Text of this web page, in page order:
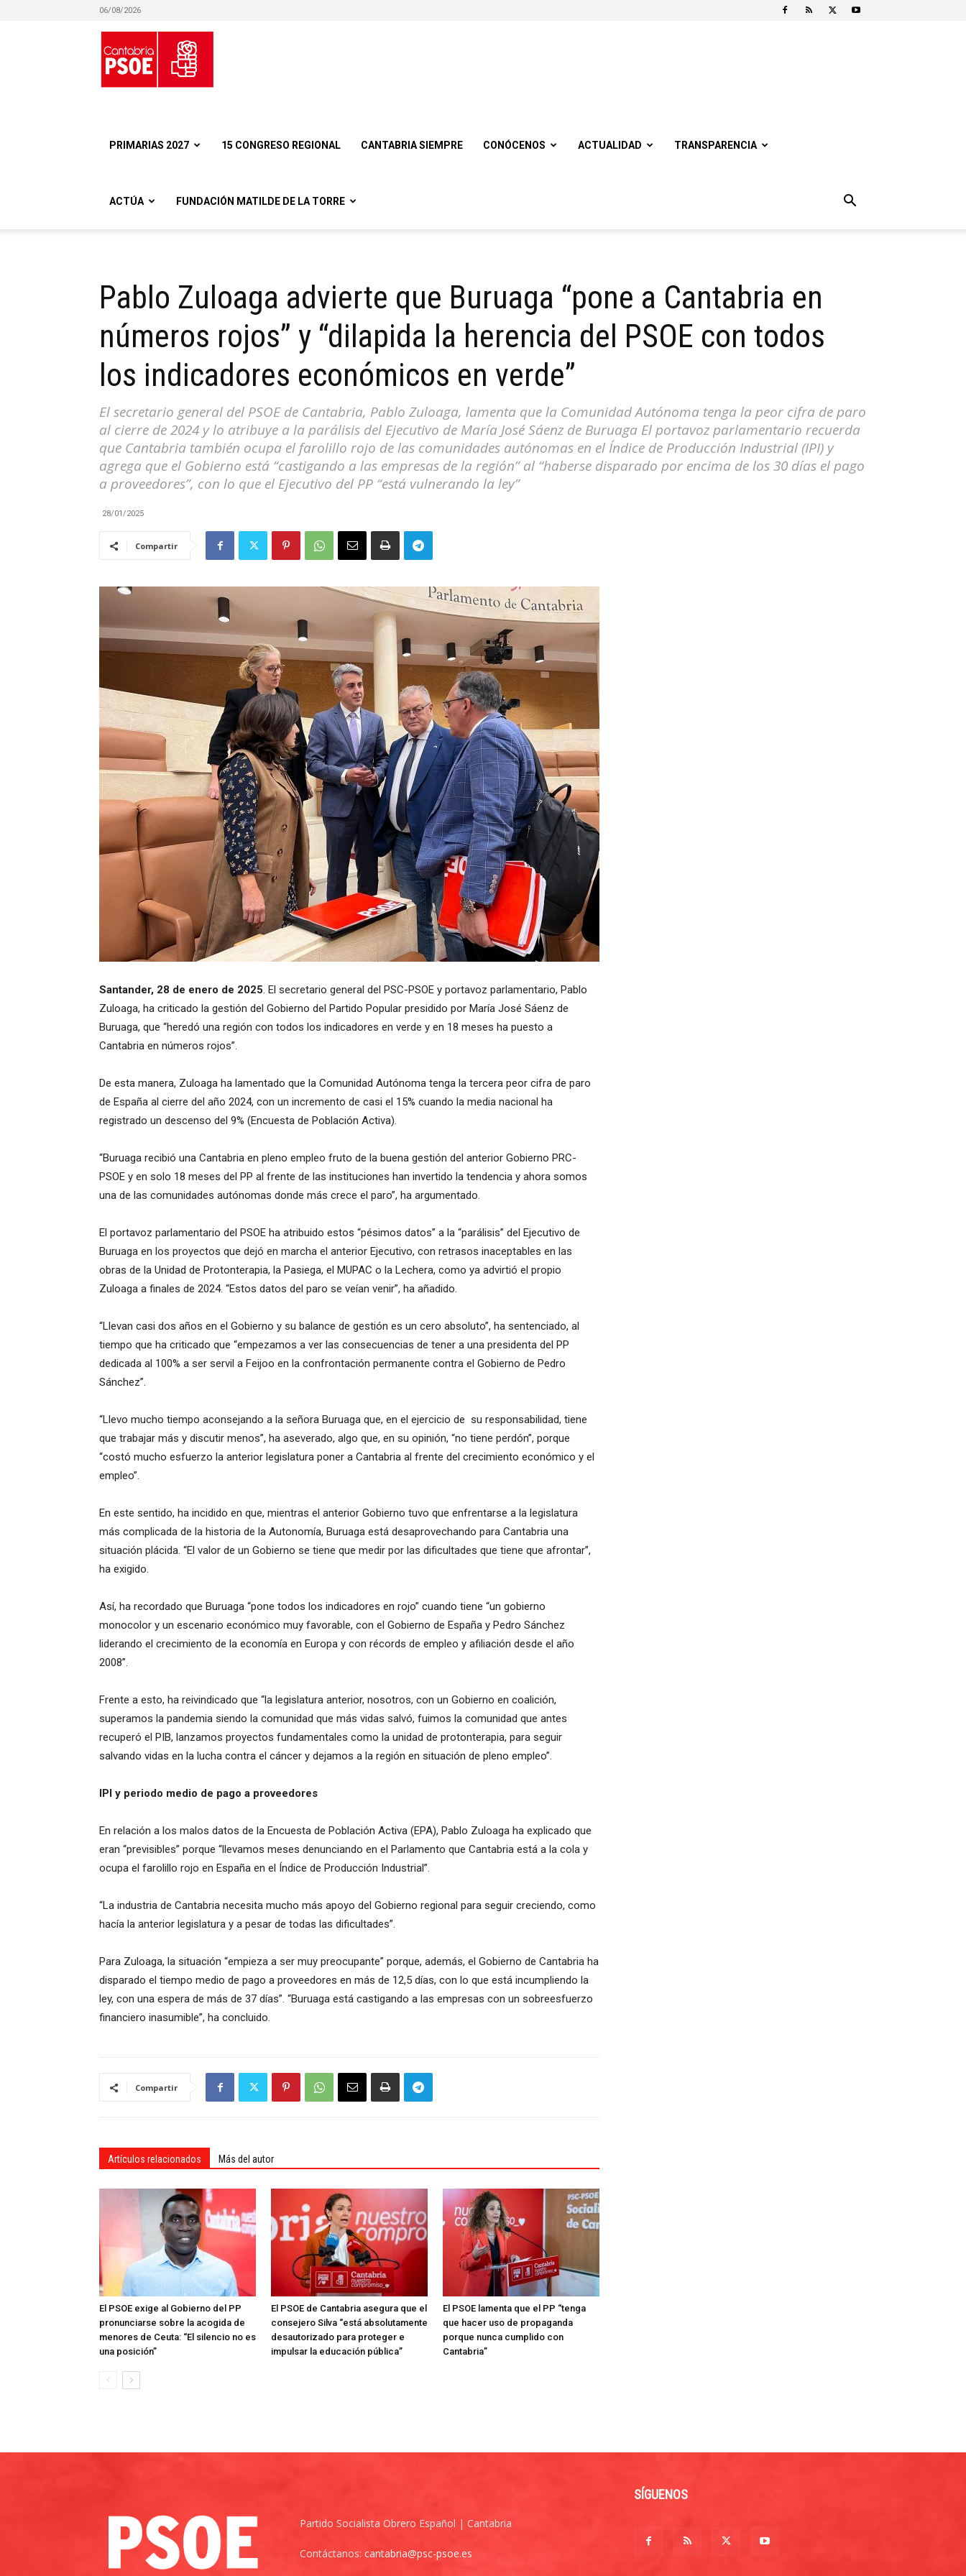
06/08/2026
Cantabria
PRIMARIAS 2027 15 CONGRESO REGIONAL CANTABRIA SIEMPRE CONÓCENOS ACTUALIDAD TRANSPARENCIA
ACTÚA FUNDACIÓN MATILDE DE LA TORRE
Pablo Zuloaga advierte que Buruaga “pone a Cantabria en
números rojos” y “dilapida la herencia del PSOE con todos
los indicadores económicos en verde”
El secretario general del PSOE de Cantabria, Pablo Zuloaga, lamenta que la Comunidad Autónoma tenga la peor cifra de paro
al cierre de 2024 y lo atribuye a la parálisis del Ejecutivo de María José Sáenz de Buruaga El portavoz parlamentario recuerda
que Cantabria también ocupa el farolillo rojo de las comunidades autónomas en el Índice de Producción Industrial (IPI) y
agrega que el Gobierno está “castigando a las empresas de la región” al “haberse disparado por encima de los 30 días el pago
a proveedores”, con lo que el Ejecutivo del PP “está vulnerando la ley”
28/01/2025
Compartir
Santander, 28 de enero de 2025. El secretario general del PSC-PSOE y portavoz parlamentario, Pablo
Zuloaga, ha criticado la gestión del Gobierno del Partido Popular presidido por María José Sáenz de
Buruaga, que “heredó una región con todos los indicadores en verde y en 18 meses ha puesto a
Cantabria en números rojos”.
De esta manera, Zuloaga ha lamentado que la Comunidad Autónoma tenga la tercera peor cifra de paro
de España al cierre del año 2024, con un incremento de casi el 15% cuando la media nacional ha
registrado un descenso del 9% (Encuesta de Población Activa).
“Buruaga recibió una Cantabria en pleno empleo fruto de la buena gestión del anterior Gobierno PRC-
PSOE y en solo 18 meses del PP al frente de las instituciones han invertido la tendencia y ahora somos
una de las comunidades autónomas donde más crece el paro”, ha argumentado.
El portavoz parlamentario del PSOE ha atribuido estos “pésimos datos” a la “parálisis” del Ejecutivo de
Buruaga en los proyectos que dejó en marcha el anterior Ejecutivo, con retrasos inaceptables en las
obras de la Unidad de Protonterapia, la Pasiega, el MUPAC o la Lechera, como ya advirtió el propio
Zuloaga a finales de 2024. “Estos datos del paro se veían venir”, ha añadido.
“Llevan casi dos años en el Gobierno y su balance de gestión es un cero absoluto”, ha sentenciado, al
tiempo que ha criticado que “empezamos a ver las consecuencias de tener a una presidenta del PP
dedicada al 100% a ser servil a Feijoo en la confrontación permanente contra el Gobierno de Pedro
Sánchez”.
“Llevo mucho tiempo aconsejando a la señora Buruaga que, en el ejercicio de su responsabilidad, tiene
que trabajar más y discutir menos”, ha aseverado, algo que, en su opinión, “no tiene perdón”, porque
“costó mucho esfuerzo la anterior legislatura poner a Cantabria al frente del crecimiento económico y el
empleo”.
En este sentido, ha incidido en que, mientras el anterior Gobierno tuvo que enfrentarse a la legislatura
más complicada de la historia de la Autonomía, Buruaga está desaprovechando para Cantabria una
situación plácida. “El valor de un Gobierno se tiene que medir por las dificultades que tiene que afrontar”,
ha exigido.
Así, ha recordado que Buruaga “pone todos los indicadores en rojo” cuando tiene “un gobierno
monocolor y un escenario económico muy favorable, con el Gobierno de España y Pedro Sánchez
liderando el crecimiento de la economía en Europa y con récords de empleo y afiliación desde el año
2008”.
Frente a esto, ha reivindicado que “la legislatura anterior, nosotros, con un Gobierno en coalición,
superamos la pandemia siendo la comunidad que más vidas salvó, fuimos la comunidad que antes
recuperó el PIB, lanzamos proyectos fundamentales como la unidad de protonterapia, para seguir
salvando vidas en la lucha contra el cáncer y dejamos a la región en situación de pleno empleo”.
IPI y periodo medio de pago a proveedores
En relación a los malos datos de la Encuesta de Población Activa (EPA), Pablo Zuloaga ha explicado que
eran “previsibles” porque “llevamos meses denunciando en el Parlamento que Cantabria está a la cola y
ocupa el farolillo rojo en España en el Índice de Producción Industrial”.
“La industria de Cantabria necesita mucho más apoyo del Gobierno regional para seguir creciendo, como
hacía la anterior legislatura y a pesar de todas las dificultades”.
Para Zuloaga, la situación “empieza a ser muy preocupante” porque, además, el Gobierno de Cantabria ha
disparado el tiempo medio de pago a proveedores en más de 12,5 días, con lo que está incumpliendo la
ley, con una espera de más de 37 días”. “Buruaga está castigando a las empresas con un sobreesfuerzo
financiero inasumible”, ha concluido.
Compartir
Artículos relacionados Más del autor
El PSOE exige al Gobierno del PP
pronunciarse sobre la acogida de
menores de Ceuta: “El silencio no es
una posición”
El PSOE de Cantabria asegura que el
consejero Silva “está absolutamente
desautorizado para proteger e
impulsar la educación pública”
El PSOE lamenta que el PP “tenga
que hacer uso de propaganda
porque nunca cumplido con
Cantabria”
Partido Socialista Obrero Español | Cantabria
Contáctanos: cantabria@psc-psoe.es
SÍGUENOS